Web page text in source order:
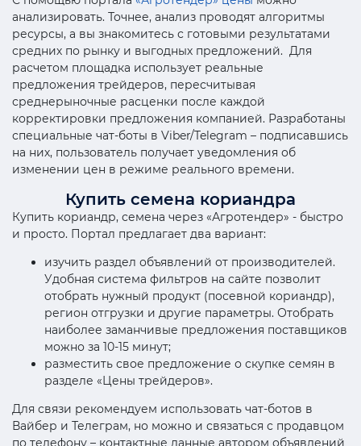
анализировать. Точнее, анализ проводят алгоритмы
ресурсы, а вы знакомитесь с готовыми результатами
средних по рынку и выгодных предложений. Для
расчетом площадка использует реальные
предложения трейдеров, пересчитывая
среднерыночные расценки после каждой
корректировки предложения компанией. Разработаны
специальные чат-боты в Viber/Telegram – подписавшись
на них, пользователь получает уведомления об
изменении цен в режиме реального времени.
Купить семена кориандра
Купить кориандр, семена через «Агротендер» - быстро
и просто. Портал предлагает два вариант:
изучить раздел объявлений от производителей.
Удобная система фильтров на сайте позволит
отобрать нужный продукт (посевной кориандр),
регион отгрузки и другие параметры. Отобрать
наиболее заманчивые предложения поставщиков
можно за 10-15 минут;
разместить свое предложение о скупке семян в
разделе «Цены трейдеров».
Для связи рекомендуем использовать чат-ботов в
Вайбер и Телеграм, но можно и связаться с продавцом
по телефону – контактные данные автором объявлений